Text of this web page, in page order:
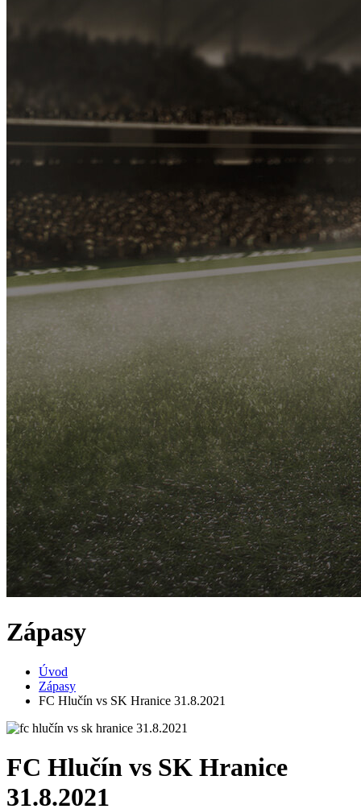
Zápasy
Úvod
Zápasy
FC Hlučín vs SK Hranice 31.8.2021
FC Hlučín vs SK Hranice
31.8.2021